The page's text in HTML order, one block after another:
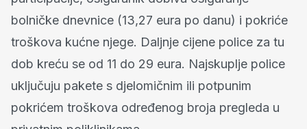
bolničke dnevnice (13,27 eura po danu) i pokriće
troškova kućne njege. Daljnje cijene police za tu
dob kreću se od 11 do 29 eura. Najskuplje police
uključuju pakete s djelomičnim ili potpunim
pokrićem troškova određenog broja pregleda u